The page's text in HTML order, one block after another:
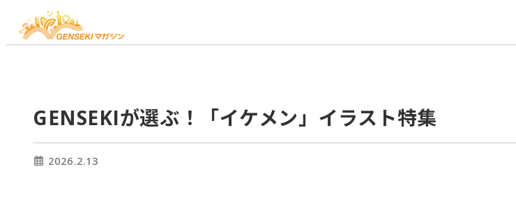
GENSEKIが選ぶ！「イケメン」イラスト特集
2026.2.13